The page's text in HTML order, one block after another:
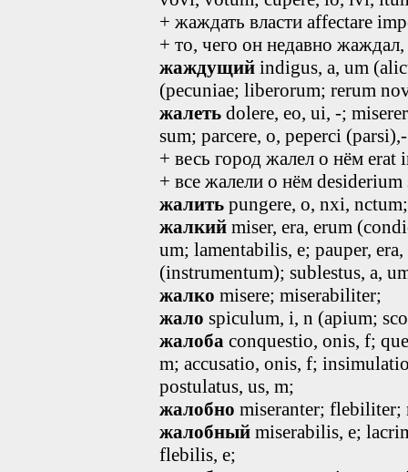
+ жаждать власти affectare
+ то, чего он недавно
жаждущий indigus, a, um
(pecuniae; liberorum; rerum
жалеть dolere, eo, ui, -;
sum; parcere, o, peperci
+ весь город жалел о нём
+ все жалели о нём
жалить pungere, o, nxi, nctum;
жалкий miser, era, erum
um; lamentabilis, e; pauper,
(instrumentum); sublestus, a,
жалко misere; miserabiliter;
жало spiculum, i, n (apium;
жалоба conquestio, onis, f;
m; accusatio, onis, f;
postulatus, us, m;
жалобно miseranter; flebiliter;
жалобный miserabilis, e;
flebilis, e;